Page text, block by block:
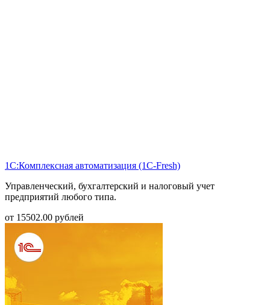
1С:Комплексная автоматизация (1С-Fresh)
Управленческий, бухгалтерский и налоговый учет
предприятий любого типа.
от 15502.00 рублей